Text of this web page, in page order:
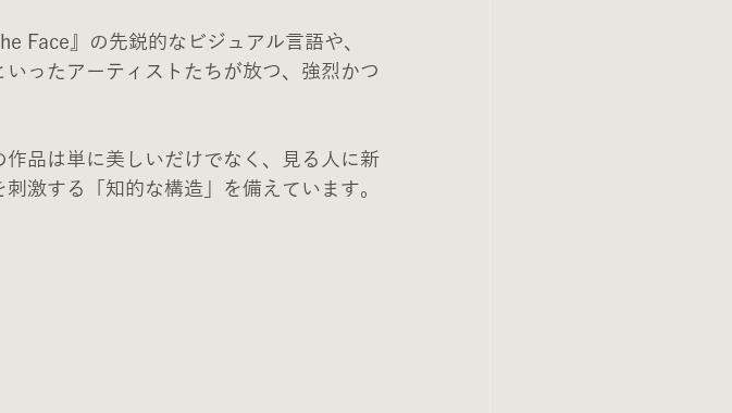
Face』の先鋭的なビジュアル言語や、
ったアーティストたちが放つ、強烈かつ
品は単に美しいだけでなく、見る人に新
激する「知的な構造」を備えています。